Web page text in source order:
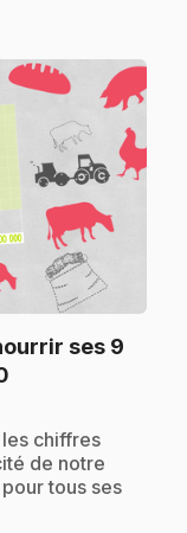
ses 9
chiffres
de notre
tous ses